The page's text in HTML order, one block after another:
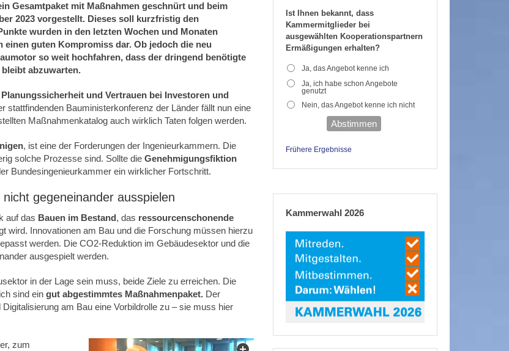
Gesamtpaket mit Maßnahmen geschnürt und beim
2023 vorgestellt. Dieses soll kurzfristig den
wurden in den letzten Wochen und Monaten
guten Kompromiss dar. Ob jedoch die neu
so weit hochfahren, dass der dringend benötigte
abzuwarten.
Planungssicherheit und Vertrauen bei Investoren und
stattfindenden Bauministerkonferenz der Länder fällt nun eine
Maßnahmenkatalog auch wirklich Taten folgen werden.
, ist eine der Forderungen der Ingenieurkammern. Die
solche Prozesse sind. Sollte die Genehmigungsfiktion
Bundesingenieurkammer ein wirklicher Fortschritt.
gegeneinander ausspielen
auf das Bauen im Bestand, das ressourcenschonende
wird. Innovationen am Bau und die Forschung müssen hierzu
werden. Die CO2-Reduktion im Gebäudesektor und die
ausgespielt werden.
in der Lage sein muss, beide Ziele zu erreichen. Die
sind ein gut abgestimmtes Maßnahmenpaket. Der
am Bau eine Vorbildrolle zu – sie muss hier
zum
Ist Ihnen bekannt, dass
Kammermitglieder bei
ausgewählten Kooperationspartnern
Ermäßigungen erhalten?
Ja, das Angebot kenne ich
Ja, ich habe schon Angebote
genutzt
Nein, das Angebot kenne ich nicht
Abstimmen
Frühere Ergebnisse
Kammerwahl 2026